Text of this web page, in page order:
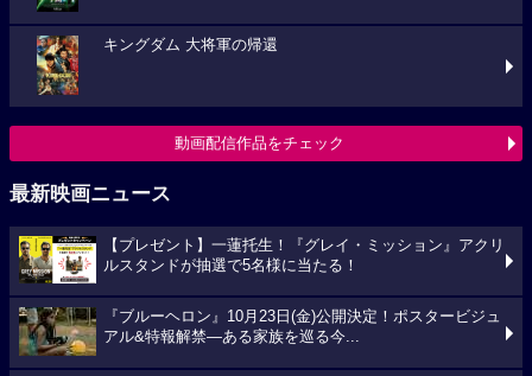
キングダム 大将軍の帰還
動画配信作品をチェック
最新映画ニュース
【プレゼント】一蓮托生！『グレイ・ミッション』アクリ
ルスタンドが抽選で5名様に当たる！
『ブルーヘロン』10月23日(金)公開決定！ポスタービジュ
アル&特報解禁―ある家族を巡る今...